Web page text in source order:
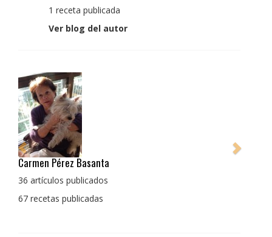
1 receta publicada
Ver blog del autor
Pedro Manuel Collado Cruz
La cocina para mi es producto bien tratado sin
con un toque diferente